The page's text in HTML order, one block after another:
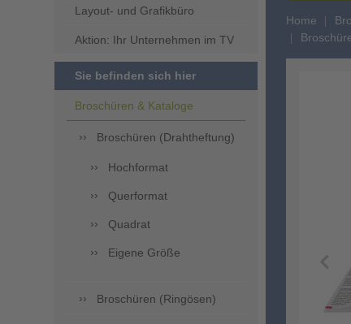
Layout- und Grafikbüro
Aktion: Ihr Unternehmen im TV
Sie befinden sich hier
Broschüren & Kataloge
Broschüren (Drahtheftung)
Hochformat
Querformat
Quadrat
Eigene Größe
Broschüren (Ringösen)
Home